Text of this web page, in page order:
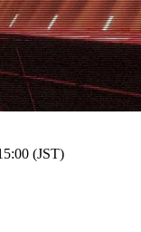
(JST)